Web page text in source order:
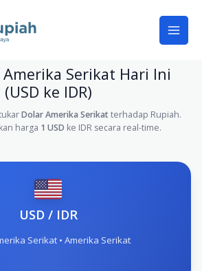
Amerika Serikat Hari Ini
(USD ke IDR)
Dolar Amerika Serikatterhadap Rupiah.
harga 1 USD ke IDR secara real-time.
USD / IDR
Serikat • Amerika Serikat